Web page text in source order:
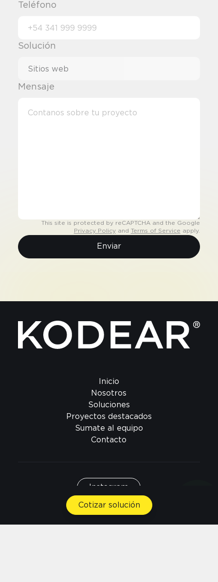
Cotizar solución
Teléfono
Solución
Mensaje
This site is protected by reCAPTCHA and the Google
Privacy Policy and Terms of Service apply.
Enviar
Inicio
Nosotros
Soluciones
Proyectos destacados
Sumate al equipo
Contacto
Instagram
Facebook
Linkedin